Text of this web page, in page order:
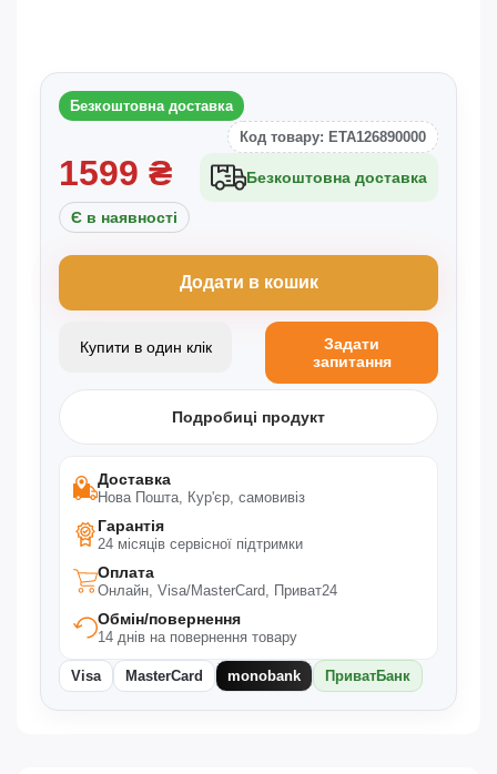
Безкоштовна доставка
Код товару: ETA126890000
1599 ₴ Безкоштовна доставка
Є в наявності
Додати в кошик
Купити в один клік
Задати
запитання
Подробиці продукт
Доставка
Нова Пошта, Кур'єр, самовивіз
Гарантія
24 місяців сервісної підтримки
Оплата
Онлайн, Visa/MasterCard, Приват24
Обмін/повернення
14 днів на повернення товару
Visa MasterCard monobank ПриватБанк